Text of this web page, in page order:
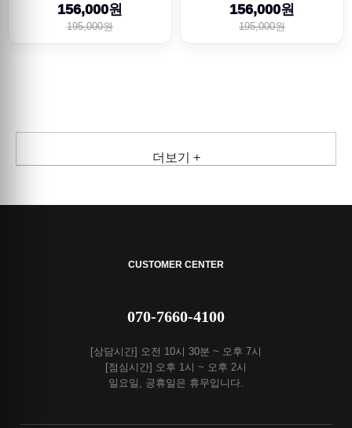
156,000원
195,000원
156,000원
195,000원
더보기 +
CUSTOMER CENTER
070-7660-4100
[상담시간] 오전 10시 30분 ~ 오후 7시
[점심시간] 오후 1시 ~ 오후 2시
일요일, 공휴일은 휴무입니다.